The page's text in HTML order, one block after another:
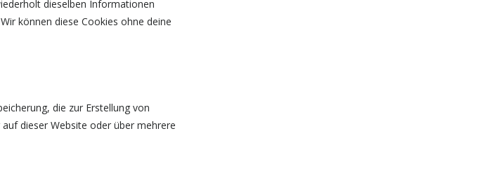
dieselben Informationen
können diese Cookies ohne deine
die zur Erstellung von
dieser Website oder über mehrere